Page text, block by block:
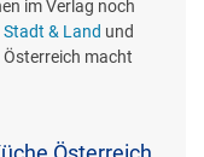
im Verlag noch
Stadt & Land und
macht